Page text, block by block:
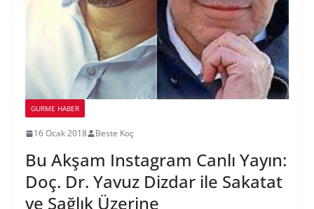
GURME HABER
16 Ocak 2018 Beste Koç
Bu Akşam Instagram Canlı Yayın:
Doç. Dr. Yavuz Dizdar ile Sakatat
ve Sağlık Üzerine